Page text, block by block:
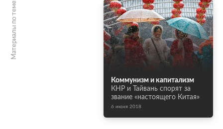
Материалы по теме
Коммунизм и капитализм
КНР и Тайвань спорят за
звание «настоящего Китая»
6 июня 2018